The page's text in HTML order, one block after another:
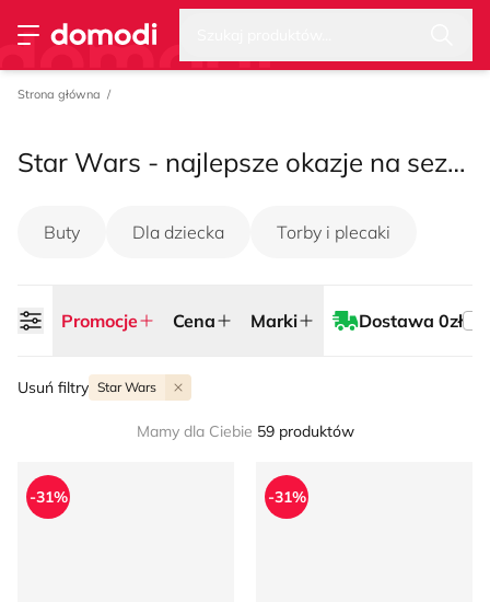
Przełącz menu
Strona główna
Strona główna
Star Wars - najlepsze okazje na sezon lato 2026
Buty Dla dziecka Torby i plecaki
Promocje Cena Marki Dostawa 0zł
Usuń filtry Star Wars
Mamy dla Ciebie 59 produktów
Promocje
Klapki męskie letnie Star Wars
-31%
Star Wars - Klapki męskie
-31%